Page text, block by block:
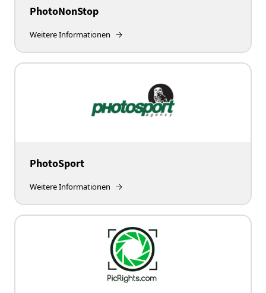
PhotoNonStop
Weitere Informationen
PhotoSport
Weitere Informationen